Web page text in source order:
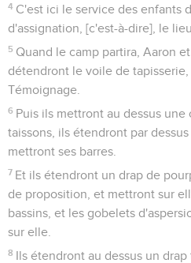
4 C'est ici le service des enfants
d'assignation, [c'est-à-dire], le
5 Quand le camp partira, Aaron
détendront le voile de
Témoignage.
6 Puis ils mettront au dessus
taissons, ils étendront par
mettront ses barres.
7 Et ils étendront un drap de
de proposition, et mettront sur
bassins, et les gobelets
sur elle.
8 Ils étendront au dessus un